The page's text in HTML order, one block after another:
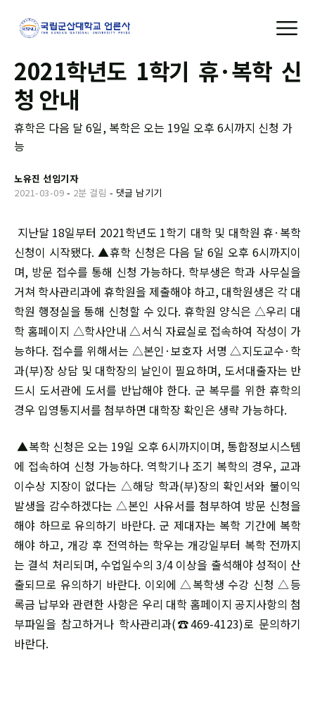
2021학년도 1학기 휴·복학 신
청 안내
휴학은 다음 달 6일, 복학은 오는 19일 오후 6시까지 신청 가
능
노유진 선임기자
2021-03-09 - 2분 걸림 - 댓글 남기기
지난달 18일부터 2021학년도 1학기 대학 및 대학원 휴·복학
신청이 시작됐다. ▲휴학 신청은 다음 달 6일 오후 6시까지이
며, 방문 접수를 통해 신청 가능하다. 학부생은 학과 사무실을
거쳐 학사관리과에 휴학원을 제출해야 하고, 대학원생은 각 대
학원 행정실을 통해 신청할 수 있다. 휴학원 양식은 △우리 대
학 홈페이지 △학사안내 △서식 자료실로 접속하여 작성이 가
능하다. 접수를 위해서는 △본인·보호자 서명 △지도교수·학
과(부)장 상담 및 대학장의 날인이 필요하며, 도서대출자는 반
드시 도서관에 도서를 반납해야 한다. 군 복무를 위한 휴학의
경우 입영통지서를 첨부하면 대학장 확인은 생략 가능하다.
▲복학 신청은 오는 19일 오후 6시까지이며, 통합정보시스템
에 접속하여 신청 가능하다. 역학기나 조기 복학의 경우, 교과
이수상 지장이 없다는 △해당 학과(부)장의 확인서와 불이익
발생을 감수하겠다는 △본인 사유서를 첨부하여 방문 신청을
해야 하므로 유의하기 바란다. 군 제대자는 복학 기간에 복학
해야 하고, 개강 후 전역하는 학우는 개강일부터 복학 전까지
는 결석 처리되며, 수업일수의 3/4 이상을 출석해야 성적이 산
출되므로 유의하기 바란다. 이외에 △복학생 수강 신청 △등
록금 납부와 관련한 사항은 우리 대학 홈페이지 공지사항의 첨
부파일을 참고하거나 학사관리과(☎469-4123)로 문의하기
바란다.